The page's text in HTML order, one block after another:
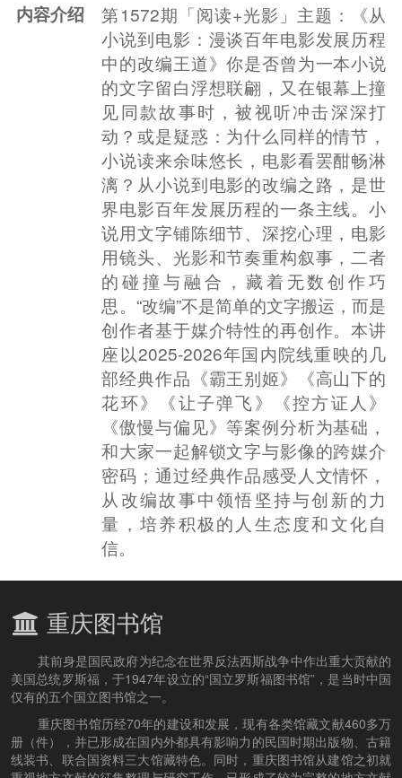
内容介绍
第1572期「阅读+光影」主题：《从
小说到电影：漫谈百年电影发展历程
中的改编王道》你是否曾为一本小说
的文字留白浮想联翩，又在银幕上撞
见同款故事时，被视听冲击深深打
动？或是疑惑：为什么同样的情节，
小说读来余味悠长，电影看罢酣畅淋
漓？从小说到电影的改编之路，是世
界电影百年发展历程的一条主线。小
说用文字铺陈细节、深挖心理，电影
用镜头、光影和节奏重构叙事，二者
的碰撞与融合，藏着无数创作巧
思。“改编”不是简单的文字搬运，而是
创作者基于媒介特性的再创作。本讲
座以2025-2026年国内院线重映的几
部经典作品《霸王别姬》《高山下的
花环》《让子弹飞》《控方证人》
《傲慢与偏见》等案例分析为基础，
和大家一起解锁文字与影像的跨媒介
密码；通过经典作品感受人文情怀，
从改编故事中领悟坚持与创新的力
量，培养积极的人生态度和文化自
信。
重庆图书馆
其前身是国民政府为纪念在世界反法西斯战争中作出重大贡献的
美国总统罗斯福，于1947年设立的“国立罗斯福图书馆”，是当时中国
仅有的五个国立图书馆之一。
重庆图书馆历经70年的建设和发展，现有各类馆藏文献460多万
册（件），并已形成在国内外都具有影响力的民国时期出版物、古籍
线装书、联合国资料三大馆藏特色。同时，重庆图书馆从建馆之初就